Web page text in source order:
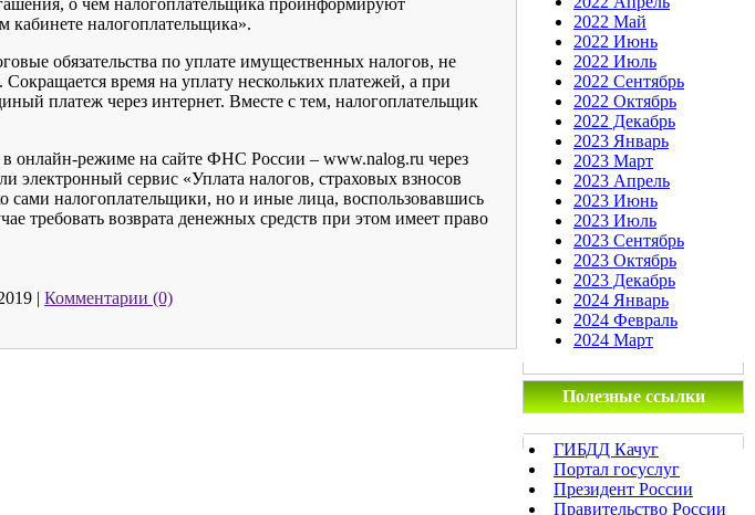
о чем налогоплательщика проинформируют
кабинете налогоплательщика».
обязательства по уплате имущественных налогов, не
время на уплату нескольких платежей, а при
платеж через интернет. Вместе с тем, налогоплательщик
в онлайн-режиме на сайте ФНС России – www.nalog.ru через
электронный сервис «Уплата налогов, страховых взносов
сами налогоплательщики, но и иные лица, воспользовавшись
требовать возврата денежных средств при этом имеет право
| Комментарии (0)
2022 Май
2022 Июнь
2022 Июль
2022 Сентябрь
2022 Октябрь
2022 Декабрь
2023 Январь
2023 Март
2023 Апрель
2023 Июнь
2023 Июль
2023 Сентябрь
2023 Октябрь
2023 Декабрь
2024 Январь
2024 Февраль
2024 Март
Полезные ссылки
ГИБДД Качуг
Портал госуслуг
Президент России
Правительство России